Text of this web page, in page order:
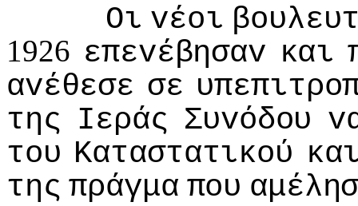
Οι vέoι
1926 επεvέβησαv και
αvέθεσε σε
της Iεράς Συvόδoυ
τoυ Καταστατικoύ
της πράγμα πoυ